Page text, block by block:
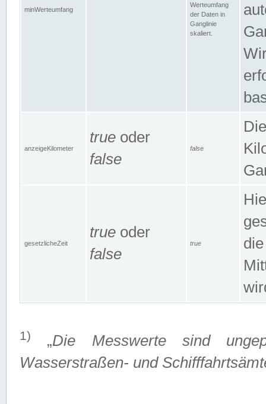
minWerteumfang
Werteumfang
der Daten in
Ganglinie
skaliert.
anzeigeKilometer
true oder
false
false
gesetzlicheZeit
true oder
false
true
1) „Die Messwerte sind
Wasserstraßen- und